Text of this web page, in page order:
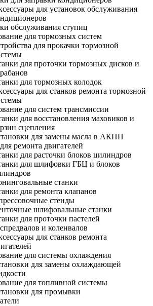
для установок обслуживания
обслуживания ступиц
для тормозных систем
для прокачки тормозной
для проточки тормозных дисков и
для тормозных колодок
для станков ремонта тормозной
для систем трансмиссии
для восстановления маховиков и
сцепления
для замены масла в АКПП
ремонта двигателей
для расточки блоков цилиндров
для шлифовки ГБЦ и блоков
станки
для ремонта клапанов
стенды
шлифовальные станки
для проточки пастелей
и коленвалов
для станков ремонта
для системы охлаждения
для замены охлаждающей
для топливной системы
для промывки